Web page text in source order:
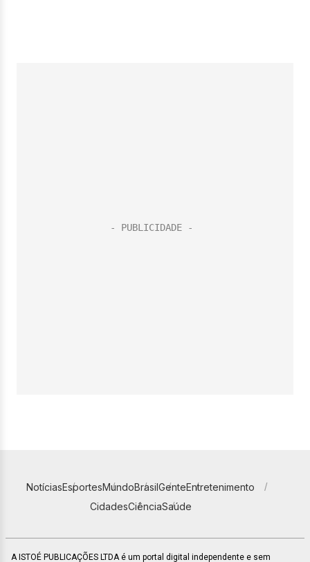
NotíciasEsportesMundoBrasilGenteEntretenimento
CidadesCiênciaSaúde
A ISTOÉ PUBLICAÇÕES LTDA é um portal digital independente e sem